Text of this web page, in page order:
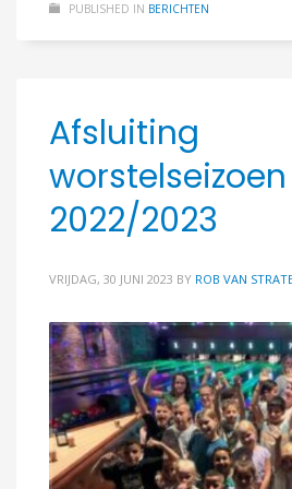
PUBLISHED IN BERICHTEN
Afsluiting
worstelseizoen
2022/2023
VRIJDAG, 30 JUNI 2023 BY ROB VAN